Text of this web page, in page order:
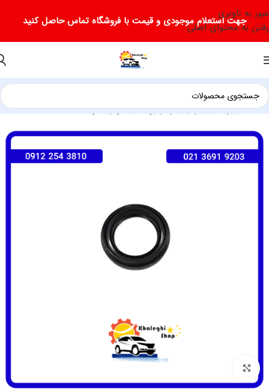
عبور به ناوبری
رفتن به محتوای اصلی
جهت استعلام موجودی و قیمت با فروشگاه تماس حاصل کنید
خانه لوازم یدکی ام وی ام لوازم یدکی ام وی ام 315